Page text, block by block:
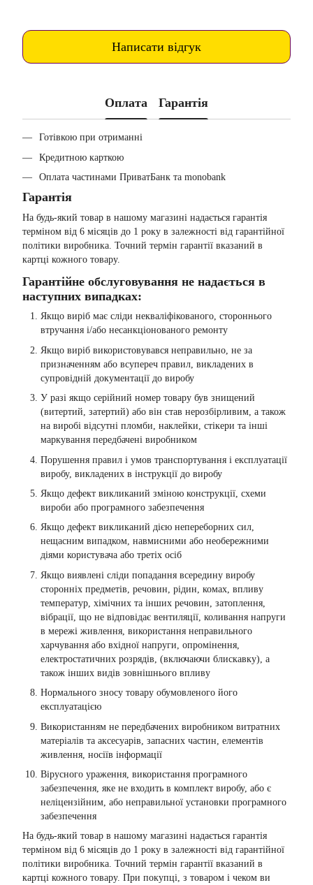
Написати відгук
Оплата Гарантія
Готівкою при отриманні
Кредитною карткою
Оплата частинами ПриватБанк та monobank
Гарантія
На будь-який товар в нашому магазині надається гарантія
терміном від 6 місяців до 1 року в залежності від гарантійної
політики виробника. Точний термін гарантії вказаний в
картці кожного товару.
Гарантійне обслуговування не надається в
наступних випадках:
Якщо виріб має сліди некваліфікованого, стороннього
втручання і/або несанкціонованого ремонту
Якщо виріб використовувався неправильно, не за
призначенням або всупереч правил, викладених в
супровідній документації до виробу
У разі якщо серійний номер товару був знищений
(витертий, затертий) або він став нерозбірливим, а також
на виробі відсутні пломби, наклейки, стікери та інші
маркування передбачені виробником
Порушення правил і умов транспортування і експлуатації
виробу, викладених в інструкції до виробу
Якщо дефект викликаний зміною конструкції, схеми
вироби або програмного забезпечення
Якщо дефект викликаний дією непереборних сил,
нещасним випадком, навмисними або необережними
діями користувача або третіх осіб
Якщо виявлені сліди попадання всередину виробу
сторонніх предметів, речовин, рідин, комах, впливу
температур, хімічних та інших речовин, затоплення,
вібрації, що не відповідає вентиляції, коливання напруги
в мережі живлення, використання неправильного
харчування або вхідної напруги, опромінення,
електростатичних розрядів, (включаючи блискавку), а
також інших видів зовнішнього впливу
Нормального зносу товару обумовленого його
експлуатацією
Використанням не передбачених виробником витратних
матеріалів та аксесуарів, запасних частин, елементів
живлення, носіїв інформації
Вірусного ураження, використання програмного
забезпечення, яке не входить в комплект виробу, або є
неліцензійним, або неправильної установки програмного
забезпечення
На будь-який товар в нашому магазині надається гарантія
терміном від 6 місяців до 1 року в залежності від гарантійної
політики виробника. Точний термін гарантії вказаний в
картці кожного товару. При покупці, з товаром і чеком ви